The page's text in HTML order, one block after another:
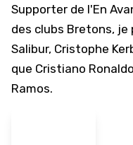
Supporter de l'En
des clubs Bretons,
Salibur, Cristophe
que Cristiano
Ramos.